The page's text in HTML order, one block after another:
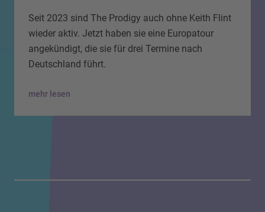
Seit 2023 sind The Prodigy auch ohne Keith Flint
wieder aktiv. Jetzt haben sie eine Europatour
angekündigt, die sie für drei Termine nach
Deutschland führt.
mehr lesen